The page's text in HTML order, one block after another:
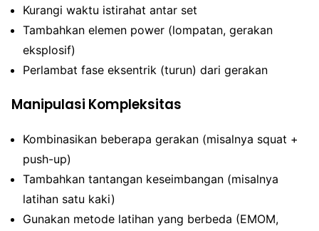
Kurangi waktu istirahat antar set
Tambahkan elemen power (lompatan, gerakan
eksplosif)
Perlambat fase eksentrik (turun) dari gerakan
Manipulasi Kompleksitas
Kombinasikan beberapa gerakan (misalnya squat +
push-up)
Tambahkan tantangan keseimbangan (misalnya
latihan satu kaki)
Gunakan metode latihan yang berbeda (EMOM,